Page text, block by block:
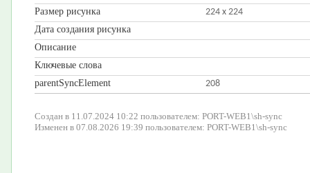
Размер рисунка
224 x 224
Дата создания рисунка
Описание
Ключевые слова
parentSyncElement
208
Создан в 11.07.2024 10:22 пользователем: PORT-WEB1\sh-sync
Изменен в 07.08.2026 19:39 пользователем: PORT-WEB1\sh-sync